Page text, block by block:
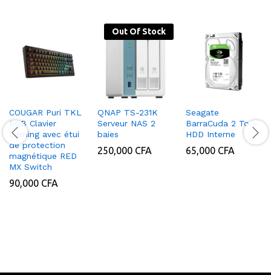
COUGAR Puri TKL
RGB Clavier
Gaming avec étui
de protection
magnétique RED
MX Switch
90,000 CFA
Out Of Stock
QNAP TS-231K
Serveur NAS 2
baies
250,000 CFA
Seagate
BarraCuda 2 To –
HDD Interne
65,000 CFA